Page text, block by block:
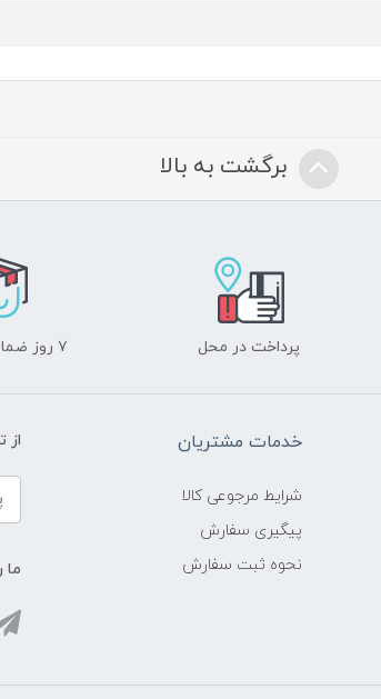
برگشت به بالا
پرداخت در محل ۷ روز ضمانت بازگشت
خدمات مشتریان
شرایط مرجوعی کالا
پیگیری سفارش
نحوه ثبت سفارش
از
ما